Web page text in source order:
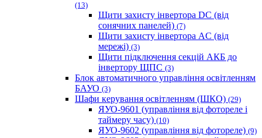
(13)
Щити захисту інвертора DC (від
сонячних панелей) (7)
Щити захисту інвертора AC (від
мережі) (3)
Щити підключення секцій АКБ до
інвертору ЩПС (3)
Блок автоматичного управління освітленням
БАУО (3)
Шафи керування освітленням (ШКО) (29)
ЯУО-9601 (управління від фотореле і
таймеру часу) (10)
ЯУО-9602 (управління від фотореле) (9)